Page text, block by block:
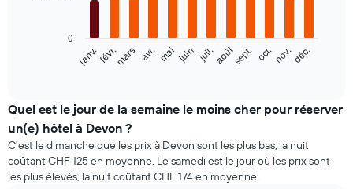
graphique
indique
le
prix
moyen
d'une
chambre
janv.févr.mars avr. maijuin juil.aoûtsept. oct.nov.déc.
0
Quel est le jour de la semaine le moins cher pour réserver
un(e) hôtel à Devon ?
C'est le dimanche que les prix à Devon sont les plus bas, la nuit
coûtant CHF 125 en moyenne. Le samedi est le jour où les prix sont
les plus élevés, la nuit coûtant CHF 174 en moyenne.